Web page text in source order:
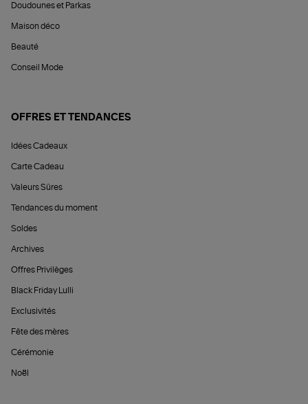
Doudounes et Parkas
Maison déco
Beauté
Conseil Mode
OFFRES ET TENDANCES
Idées Cadeaux
Carte Cadeau
Valeurs Sûres
Tendances du moment
Soldes
Archives
Offres Privilèges
Black Friday Lulli
Exclusivités
Fête des mères
Cérémonie
Noël